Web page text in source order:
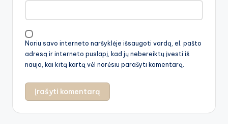
Noriu savo interneto naršyklėje išsaugoti vardą, el. pašto
adresą ir interneto puslapį, kad jų nebereiktų įvesti iš
naujo, kai kitą kartą vėl norėsiu parašyti komentarą.